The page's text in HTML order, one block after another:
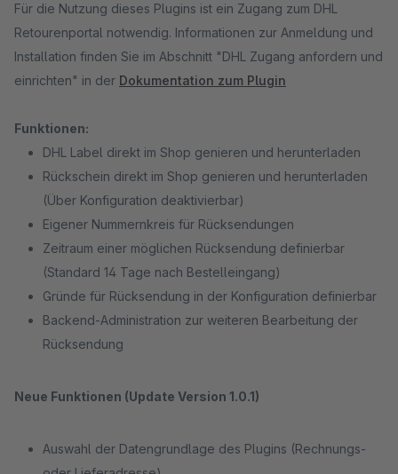
Für die Nutzung dieses Plugins ist ein Zugang zum DHL
Retourenportal notwendig. Informationen zur Anmeldung und
Installation finden Sie im Abschnitt "DHL Zugang anfordern und
einrichten" in der Dokumentation zum Plugin
Funktionen:
DHL Label direkt im Shop genieren und herunterladen
Rückschein direkt im Shop genieren und herunterladen
(Über Konfiguration deaktivierbar)
Eigener Nummernkreis für Rücksendungen
Zeitraum einer möglichen Rücksendung definierbar
(Standard 14 Tage nach Bestelleingang)
Gründe für Rücksendung in der Konfiguration definierbar
Backend-Administration zur weiteren Bearbeitung der
Rücksendung
Neue Funktionen (Update Version 1.0.1)
Auswahl der Datengrundlage des Plugins (Rechnungs-